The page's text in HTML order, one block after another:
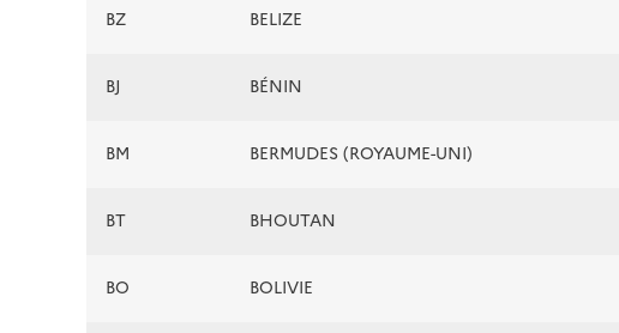
BZ BELIZE
BJ BÉNIN
BM BERMUDES (ROYAUME-UNI)
BT BHOUTAN
BO BOLIVIE